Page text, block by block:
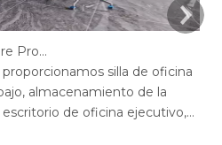
Jiangmen Digao Hardware Products Company
silla de oficina
almacenamiento de la
de oficina ejecutivo,